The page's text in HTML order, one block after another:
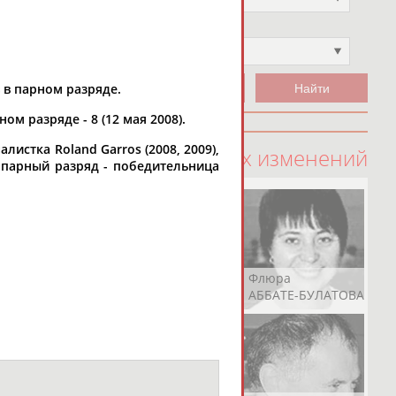
100 последних изменений
Флюра
АББАТЕ-БУЛАТОВА
парном разряде.
разряде - 8 (12 мая 2008).
Roland Garros (2008, 2009),
разряд - победительница